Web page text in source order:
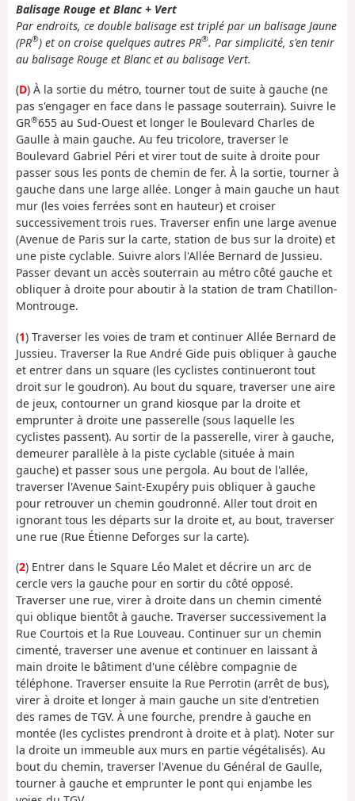
Balisage Rouge et Blanc + Vert
Par endroits, ce double balisage est triplé par un balisage Jaune
(PR®) et on croise quelques autres PR®. Par simplicité, s'en tenir
au balisage Rouge et Blanc et au balisage Vert.
(D) À la sortie du métro, tourner tout de suite à gauche (ne
pas s'engager en face dans le passage souterrain). Suivre le
GR®655 au Sud-Ouest et longer le Boulevard Charles de
Gaulle à main gauche. Au feu tricolore, traverser le
Boulevard Gabriel Péri et virer tout de suite à droite pour
passer sous les ponts de chemin de fer. À la sortie, tourner à
gauche dans une large allée. Longer à main gauche un haut
mur (les voies ferrées sont en hauteur) et croiser
successivement trois rues. Traverser enfin une large avenue
(Avenue de Paris sur la carte, station de bus sur la droite) et
une piste cyclable. Suivre alors l'Allée Bernard de Jussieu.
Passer devant un accès souterrain au métro côté gauche et
obliquer à droite pour aboutir à la station de tram Chatillon-
Montrouge.
(1) Traverser les voies de tram et continuer Allée Bernard de
Jussieu. Traverser la Rue André Gide puis obliquer à gauche
et entrer dans un square (les cyclistes continueront tout
droit sur le goudron). Au bout du square, traverser une aire
de jeux, contourner un grand kiosque par la droite et
emprunter à droite une passerelle (sous laquelle les
cyclistes passent). Au sortir de la passerelle, virer à gauche,
demeurer parallèle à la piste cyclable (située à main
gauche) et passer sous une pergola. Au bout de l'allée,
traverser l'Avenue Saint-Exupéry puis obliquer à gauche
pour retrouver un chemin goudronné. Aller tout droit en
ignorant tous les départs sur la droite et, au bout, traverser
une rue (Rue Étienne Deforges sur la carte).
(2) Entrer dans le Square Léo Malet et décrire un arc de
cercle vers la gauche pour en sortir du côté opposé.
Traverser une rue, virer à droite dans un chemin cimenté
qui oblique bientôt à gauche. Traverser successivement la
Rue Courtois et la Rue Louveau. Continuer sur un chemin
cimenté, traverser une avenue et continuer en laissant à
main droite le bâtiment d'une célèbre compagnie de
téléphone. Traverser ensuite la Rue Perrotin (arrêt de bus),
virer à droite et longer à main gauche un site d'entretien
des rames de TGV. À une fourche, prendre à gauche en
montée (les cyclistes prendront à droite et à plat). Noter sur
la droite un immeuble aux murs en partie végétalisés). Au
bout du chemin, traverser l'Avenue du Général de Gaulle,
tourner à gauche et emprunter le pont qui enjambe les